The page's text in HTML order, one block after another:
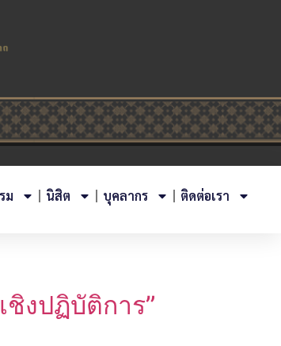
ม นิสิต บุคลากร ติดต่อเรา
งปฏิบัติการ”